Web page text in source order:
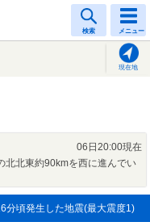
検索 メニュー
現在地
06日20:00現在
北北東約90kmを西に進んでい
分頃発生した地震(最大震度1)